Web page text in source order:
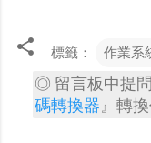
標籤： 作業系
留
◎ 留言板中提
碼轉換器 』轉換